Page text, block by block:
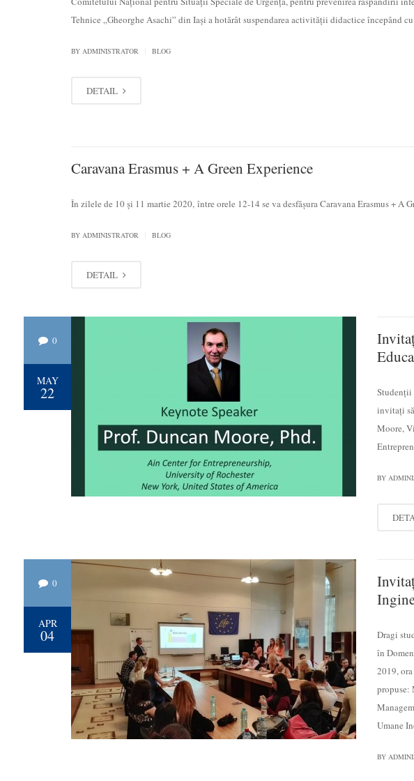
Tehnice „Gheorghe Asachi” din Iași a hotărât suspendarea activității didactice începând
BY ADMINISTRATOR BLOG
DETAIL
Caravana Erasmus + A Green Experience
În zilele de 10 și 11 martie 2020, între orele 12-14 se va desfășura Caravana Erasmus + A
BY ADMINISTRATOR BLOG
DETAIL
0
MAY
22
Studenții
invitați
Moore,
BY
0
APR
04
Dragi
în
2019,
propuse:
Umane
BY